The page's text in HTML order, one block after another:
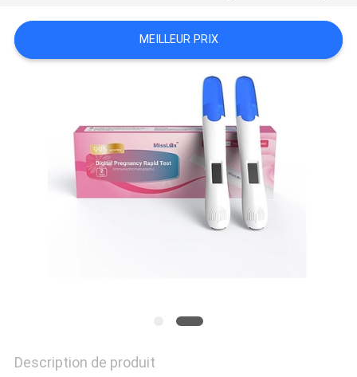
DEMANDEZ
UNE
MEILLEUR PRIX
Description de produit